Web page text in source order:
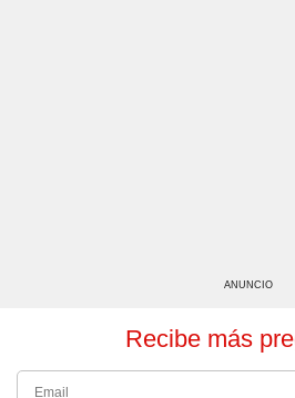
ANUNCIO
Recibe más